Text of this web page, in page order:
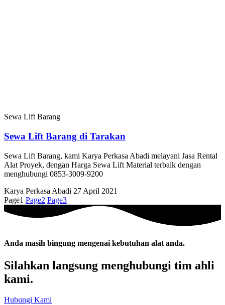
Sewa Lift Barang
Sewa Lift Barang di Tarakan
Sewa Lift Barang, kami Karya Perkasa Abadi melayani Jasa Rental
Alat Proyek, dengan Harga Sewa Lift Material terbaik dengan
menghubungi 0853-3009-9200
Karya Perkasa Abadi 27 April 2021
Page1 Page2 Page3
Anda masih bingung mengenai kebutuhan alat anda.
Silahkan langsung menghubungi tim ahli
kami.
Hubungi Kami